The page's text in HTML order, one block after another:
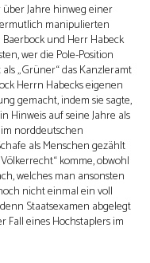
Jahre hinweg einer
manipulierten
und Herr Habeck
wer die Pole-Position
„Grüner“ das Kanzleramt
Herrn Habecks eigenen
gemacht, indem sie sagte,
Hinweis auf seine Jahre als
norddeutschen
als Menschen gezählt
komme, obwohl
welches man ansonsten
nicht einmal ein voll
Staatsexamen abgelegt
Fall eines Hochstaplers im